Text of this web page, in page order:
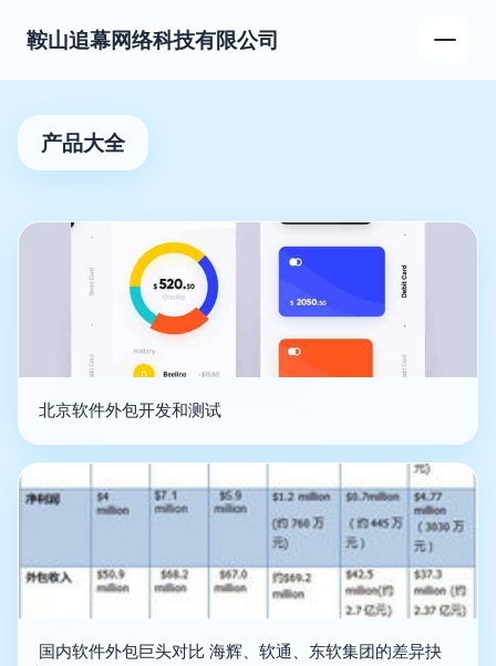
鞍山追幕网络科技有限公司
产品大全
北京软件外包开发和测试
国内软件外包巨头对比 海辉、软通、东软集团的差异抉